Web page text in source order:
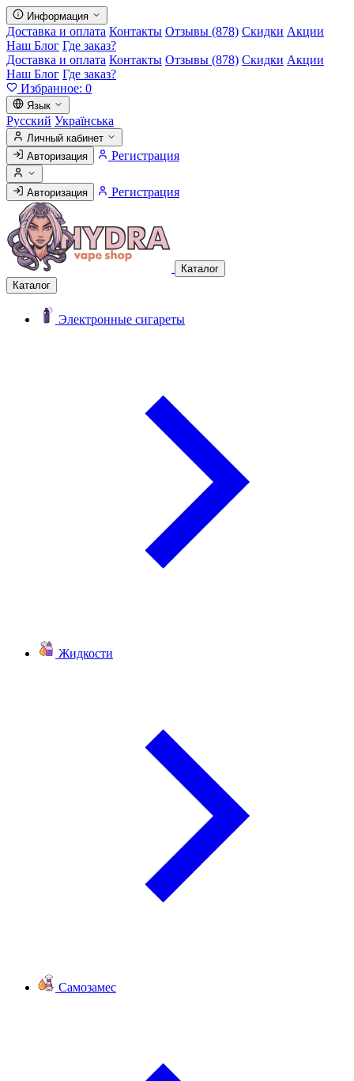
Информация
Доставка и оплата Контакты Отзывы (878) Скидки Акции
Наш Блог Где заказ?
Доставка и оплата Контакты Отзывы (878) Скидки Акции
Наш Блог Где заказ?
Избранное: 0
Язык
Русский Українська
Личный кабинет
Авторизация
Регистрация
Авторизация Регистрация
Каталог
Каталог
Электронные сигареты
Жидкости
Самозамес